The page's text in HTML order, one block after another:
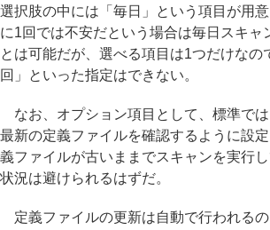
選択肢の中には「毎日」という項目が用
に1回では不安だという場合は毎日スキャ
とは可能だが、選べる項目は1つだけなの
回」といった指定はできない。
なお、オプション項目として、標準で
最新の定義ファイルを確認するように設
義ファイルが古いままでスキャンを実行
状況は避けられるはずだ。
定義ファイルの更新は自動で行われる